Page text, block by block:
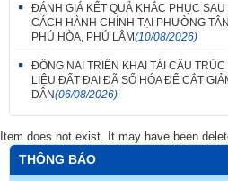
ĐÁNH GIÁ KẾT QUẢ KHẮC PHỤC SAU
CÁCH HÀNH CHÍNH TẠI PHƯỜNG
PHÚ HÒA, PHÚ LÂM(10/08/2026)
ĐỒNG NAI TRIỂN KHAI TÁI CẤU
LIỆU ĐẤT ĐAI ĐÃ SỐ HÓA ĐỂ CẮT
DÂN(06/08/2026)
Item does not exist. It may have been
THÔNG BÁO